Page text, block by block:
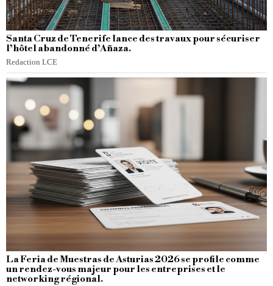
Santa Cruz de Tenerife lance des travaux pour sécuriser
l’hôtel abandonné d’Añaza.
Redaction LCE
La Feria de Muestras de Asturias 2026 se profile comme
un rendez-vous majeur pour les entreprises et le
networking régional.